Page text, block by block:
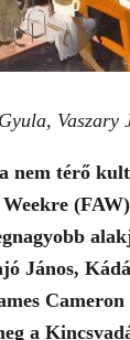
nem térő
János,
a